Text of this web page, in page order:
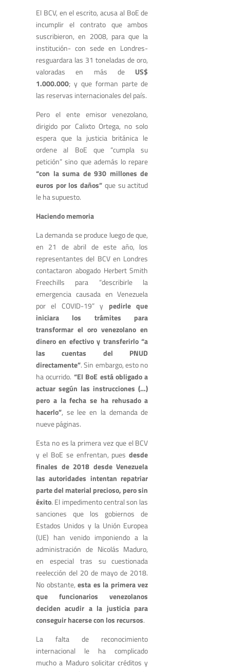
El BCV, en el escrito, acusa al BoE de
incumplir el contrato que ambos
suscribieron, en 2008, para que la
institución- con sede en Londres-
resguardara las 31 toneladas de oro,
valoradas en más de US$
1.000.000; y que forman parte de
las reservas internacionales del país.
Pero el ente emisor venezolano,
dirigido por Calixto Ortega, no solo
espera que la justicia británica le
ordene al BoE que “cumpla su
petición” sino que además lo repare
“con la suma de 930 millones de
euros por los daños” que su actitud
le ha supuesto.
Haciendo memoria
La demanda se produce luego de que,
en 21 de abril de este año, los
representantes del BCV en Londres
contactaron abogado Herbert Smith
Freechills para “describirle la
emergencia causada en Venezuela
por el COVID-19” y pedirle que
iniciara los trámites para
transformar el oro venezolano en
dinero en efectivo y transferirlo “a
las cuentas del PNUD
directamente”. Sin embargo, esto no
ha ocurrido. “El BoE está obligado a
actuar según las instrucciones (…)
pero a la fecha se ha rehusado a
hacerlo”, se lee en la demanda de
nueve páginas.
Esta no es la primera vez que el BCV
y el BoE se enfrentan, puesdesde
finales de 2018 desde Venezuela
las autoridades intentan repatriar
parte del material precioso, pero sin
éxito. El impedimento central son las
sanciones que los gobiernos de
Estados Unidos y la Unión Europea
(UE) han venido imponiendo a la
administración de Nicolás Maduro,
en especial tras su cuestionada
reelección del 20 de mayo de 2018.
No obstante,esta es la primera vez
que funcionarios venezolanos
deciden acudir a la justicia para
conseguir hacerse con los recursos.
La falta de reconocimiento
internacional le ha complicado
mucho a Maduro solicitar créditos y